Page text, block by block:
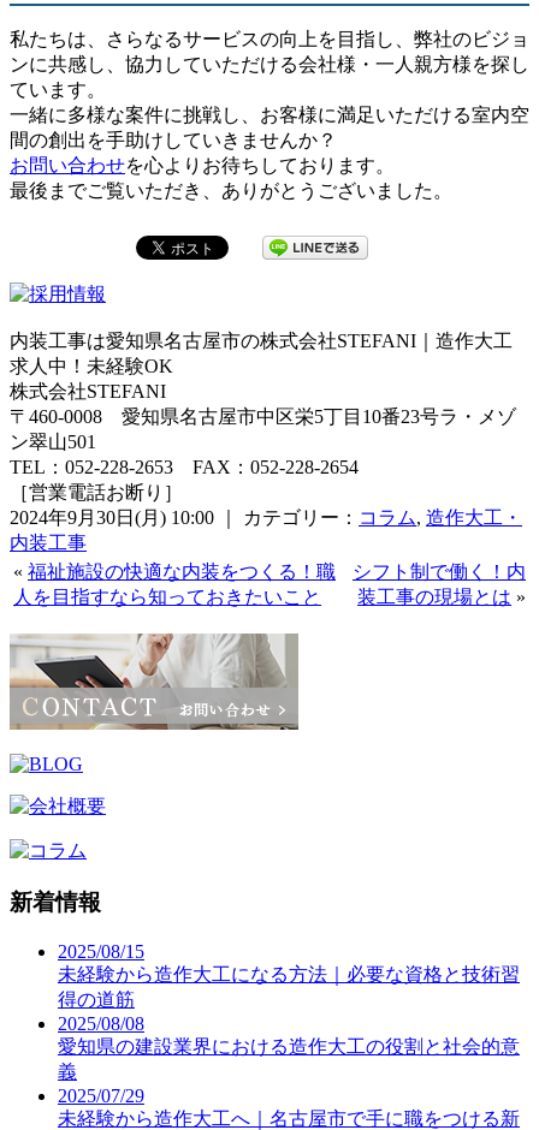
私たちは、さらなるサービスの向上を目指し、弊社のビジョ
ンに共感し、協力していただける会社様・一人親方様を探し
ています。
一緒に多様な案件に挑戦し、お客様に満足いただける室内空
間の創出を手助けしていきませんか？
お問い合わせを心よりお待ちしております。
最後までご覧いただき、ありがとうございました。
内装工事は愛知県名古屋市の株式会社STEFANI｜造作大工
求人中！未経験OK
株式会社STEFANI
〒460-0008 愛知県名古屋市中区栄5丁目10番23号ラ・メゾ
ン翠山501
TEL：052-228-2653 FAX：052-228-2654
［営業電話お断り］
2024年9月30日(月) 10:00 ｜ カテゴリー： コラム, 造作大工・
内装工事
« 福祉施設の快適な内装をつくる！職
人を目指すなら知っておきたいこと
シフト制で働く！内
装工事の現場とは »
新着情報
2025/08/15
未経験から造作大工になる方法｜必要な資格と技術習
得の道筋
2025/08/08
愛知県の建設業界における造作大工の役割と社会的意
義
2025/07/29
未経験から造作大工へ｜名古屋市で手に職をつける新